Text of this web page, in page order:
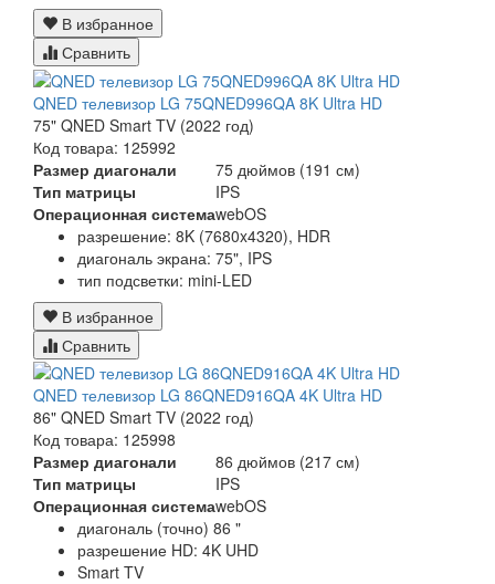
В избранное
Сравнить
QNED телевизор LG 75QNED996QA 8K Ultra HD
75" QNED Smart TV (2022 год)
Код товара: 125992
Размер диагонали
75 дюймов (191 см)
Тип матрицы
IPS
Операционная системаwebOS
разрешение: 8K (7680x4320), HDR
диагональ экрана: 75", IPS
тип подсветки: mini-LED
В избранное
Сравнить
QNED телевизор LG 86QNED916QA 4K Ultra HD
86" QNED Smart TV (2022 год)
Код товара: 125998
Размер диагонали
86 дюймов (217 см)
Тип матрицы
IPS
Операционная системаwebOS
диагональ (точно) 86 "
разрешение HD: 4K UHD
Smart TV